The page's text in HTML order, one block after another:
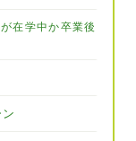
在学中か卒業後